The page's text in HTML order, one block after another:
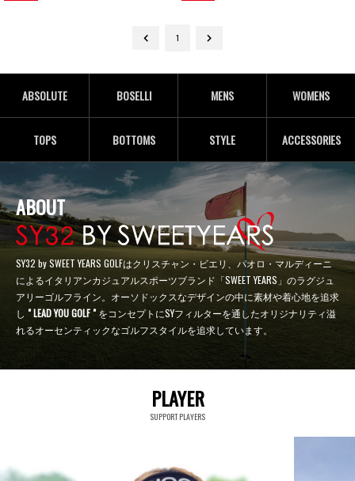
1
ABSOLUTE BOSELLI MENS WOMENS
TOPS BOTTOMS STYLE ACCESSORIES
ABOUT
SY32 by SWEET YEARS GOLFはクリスチャン・ビエリ、パオロ・マルディーニ
によるイタリアンカジュアルスポーツブランド「SWEET YEARS」のラグジュ
アリーゴルフライン。オーソドックスなデザインの中に素材や着心地を追求
し " LEAD YOU GOLF "をコンセプトにSYフィルターを通したオリジナリティ溢
れるオーセンティックなゴルフスタイルを追求しています。
PLAYER
SUPPORT PLAYERS